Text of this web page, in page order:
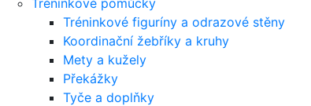
Tréninkové pomůcky
Tréninkové figuríny a odrazové stěny
Koordinační žebříky a kruhy
Mety a kužely
Překážky
Tyče a doplňky